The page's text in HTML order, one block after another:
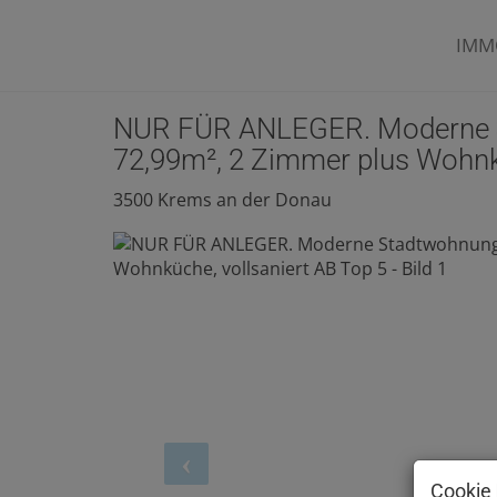
NUR FÜR ANLEGER.
72,99m², 2 Zimmer plus
3500 Krems an der Donau
Cookie